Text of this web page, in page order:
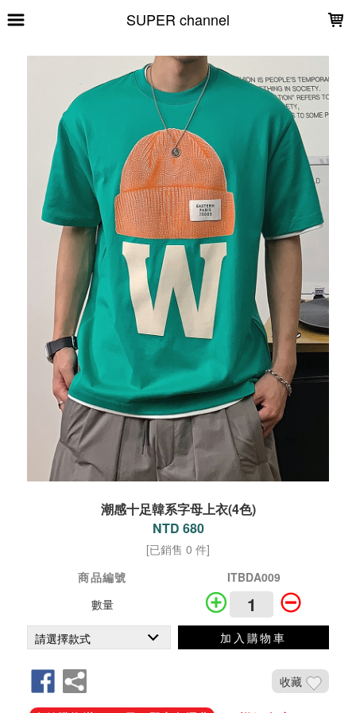
SUPER channel
潮感十足韓系字母上衣(4色)
NTD 680
[已銷售 0 件]
商品編號
ITBDA009
數量
加入購物車
收藏